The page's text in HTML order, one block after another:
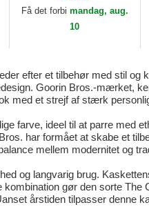
Cancelled Skull The
Farm Goorin Bros.
Få det forbi mandag, aug.
10
efter et tilbehør med stil og
Goorin Bros.-mærket,
med et strejf af stærk
farve, ideel til at parre med
har formået at skabe et
mellem modernitet og
og langvarig brug.
gør den sorte
årstiden tilpasser denne